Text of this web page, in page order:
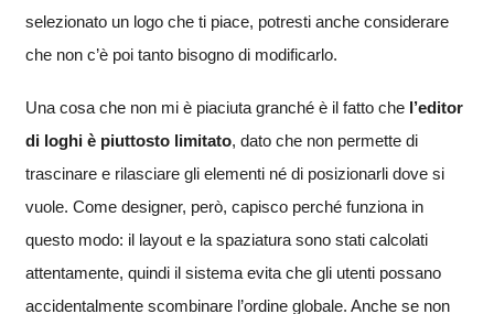
selezionato un logo che ti piace, potresti anche considerare
che non c’è poi tanto bisogno di modificarlo.
Una cosa che non mi è piaciuta granché è il fatto che l’editor
di loghi è piuttosto limitato, dato che non permette di
trascinare e rilasciare gli elementi né di posizionarli dove si
vuole. Come designer, però, capisco perché funziona in
questo modo: il layout e la spaziatura sono stati calcolati
attentamente, quindi il sistema evita che gli utenti possano
accidentalmente scombinare l’ordine globale. Anche se non